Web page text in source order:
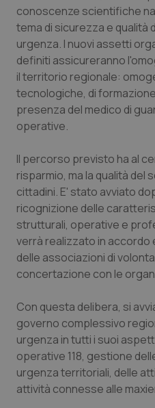
Lombardia
Marche
Molise
Piemonte
Provincia
Provincia
Puglia
Sardegna
Toscana
Umbria
Dolore
Donna & Salute
Epatiti
HIV
Ipertensione &
Malattie rare
Malattia di Crohn &
Obesità
Oftalmologia
conoscenze scientifiche
tema di sicurezza e qualità
urgenza. I nuovi assetti
definiti assicureranno
il territorio regionale:
tecnologiche, di
presenza del medico di
operative.
Il percorso previsto ha al
risparmio, ma la qualità del
cittadini. E' stato avviato
ricognizione delle
strutturali, operative e
verrà realizzato in accordo
delle associazioni di
concertazione con le
Con questa delibera, si
governo complessivo
urgenza in tutti i suoi
operative 118, gestione
urgenza territoriali, delle
attività connesse alle